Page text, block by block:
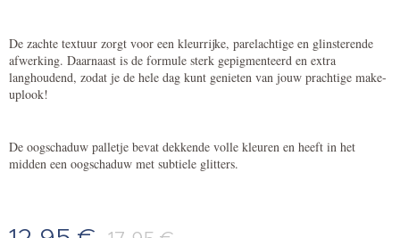
De zachte textuur zorgt voor een kleurrijke, parelachtige en glinsterende
afwerking. Daarnaast is de formule sterk gepigmenteerd en extra
langhoudend, zodat je de hele dag kunt genieten van jouw prachtige make-
uplook!
De oogschaduw palletje bevat dekkende volle kleuren en heeft in het
midden een oogschaduw met subtiele glitters.